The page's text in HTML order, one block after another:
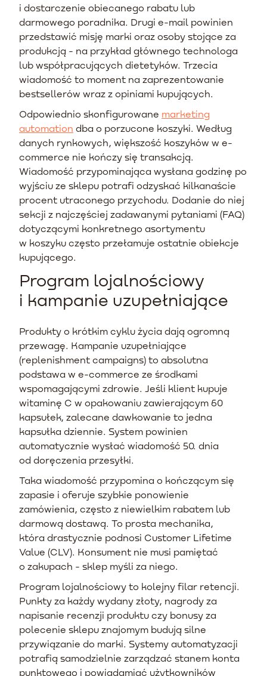
i dostarczenie obiecanego rabatu lub
darmowego poradnika. Drugi e-mail powinien
przedstawić misję marki oraz osoby stojące za
produkcją - na przykład głównego technologa
lub współpracujących dietetyków. Trzecia
wiadomość to moment na zaprezentowanie
bestsellerów wraz z opiniami kupujących.
Odpowiednio skonfigurowane marketing
automation dba o porzucone koszyki. Według
danych rynkowych, większość koszyków w e-
commerce nie kończy się transakcją.
Wiadomość przypominająca wysłana godzinę po
wyjściu ze sklepu potrafi odzyskać kilkanaście
procent utraconego przychodu. Dodanie do niej
sekcji z najczęściej zadawanymi pytaniami (FAQ)
dotyczącymi konkretnego asortymentu
w koszyku często przełamuje ostatnie obiekcje
kupującego.
Program lojalnościowy
i kampanie uzupełniające
Produkty o krótkim cyklu życia dają ogromną
przewagę. Kampanie uzupełniające
(replenishment campaigns) to absolutna
podstawa w e-commerce ze środkami
wspomagającymi zdrowie. Jeśli klient kupuje
witaminę C w opakowaniu zawierającym 60
kapsułek, zalecane dawkowanie to jedna
kapsułka dziennie. System powinien
automatycznie wysłać wiadomość 50. dnia
od doręczenia przesyłki.
Taka wiadomość przypomina o kończącym się
zapasie i oferuje szybkie ponowienie
zamówienia, często z niewielkim rabatem lub
darmową dostawą. To prosta mechanika,
która drastycznie podnosi Customer Lifetime
Value (CLV). Konsument nie musi pamiętać
o zakupach - sklep myśli za niego.
Program lojalnościowy to kolejny filar retencji.
Punkty za każdy wydany złoty, nagrody za
napisanie recenzji produktu czy bonusy za
polecenie sklepu znajomym budują silne
przywiązanie do marki. Systemy automatyzacji
potrafią samodzielnie zarządzać stanem konta
punktowego i powiadamiać użytkowników